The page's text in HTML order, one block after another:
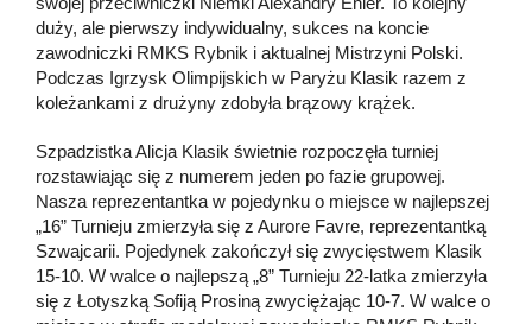
duży, ale pierwszy indywidualny, sukces na koncie
zawodniczki RMKS Rybnik i aktualnej Mistrzyni Polski.
Podczas Igrzysk Olimpijskich w Paryżu Klasik razem z
koleżankami z drużyny zdobyła brązowy krążek.
Szpadzistka Alicja Klasik świetnie rozpoczęła turniej
rozstawiając się z numerem jeden po fazie grupowej.
Nasza reprezentantka w pojedynku o miejsce w najlepszej
„16” Turnieju zmierzyła się z Aurore Favre, reprezentantką
Szwajcarii. Pojedynek zakończył się zwycięstwem Klasik
15-10. W walce o najlepszą „8” Turnieju 22-latka zmierzyła
się z Łotyszką Sofiją Prosiną zwyciężając 10-7. W walce o